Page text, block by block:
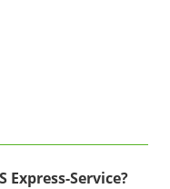
Express-Service?